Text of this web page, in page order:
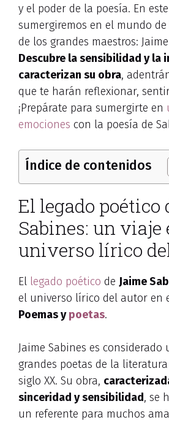
y el poder de la poesía. En
sumergiremos en el mundo
de los grandes maestros:
Descubre la sensibilidad y la
caracterizan su obra,
que te harán reflexionar,
¡Prepárate para sumergirte en
emociones con la poesía de
Índice de contenidos
El legado poético
Sabines: un viaje
universo lírico
El legado poético de Jaime
el universo lírico del autor en
Poemas ypoetas.
Jaime Sabines es considerado
grandes poetas de la
siglo XX. Su obra,
sinceridad y sensibilidad, se
un referente para muchos